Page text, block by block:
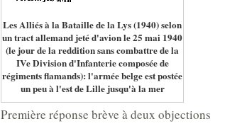
Les Alliés à la Bataille de la Lys (1940) selon
un tract allemand jeté d'avion le 25 mai 1940
(le jour de la reddition sans combattre de la
IVe Division d'Infanterie composée de
régiments flamands): l'armée belge est postée
un peu à l'est de Lille jusqu'à la mer
Première réponse brève à deux objections